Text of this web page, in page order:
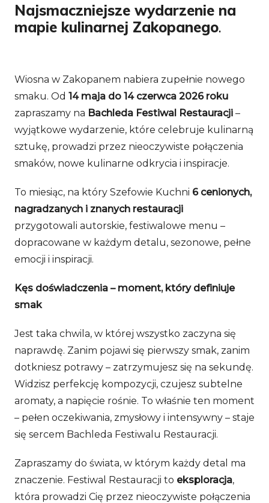
Najsmaczniejsze wydarzenie na
mapie kulinarnej Zakopanego.
Wiosna w Zakopanem nabiera zupełnie nowego
smaku. Od 14 maja do 14 czerwca 2026 roku
zapraszamy na Bachleda Festiwal Restauracji –
wyjątkowe wydarzenie, które celebruje kulinarną
sztukę, prowadzi przez nieoczywiste połączenia
smaków, nowe kulinarne odkrycia i inspiracje.
To miesiąc, na który Szefowie Kuchni 6 cenionych,
nagradzanych i znanych restauracji
przygotowali autorskie, festiwalowe menu –
dopracowane w każdym detalu, sezonowe, pełne
emocji i inspiracji.
Kęs doświadczenia – moment, który definiuje
smak
Jest taka chwila, w której wszystko zaczyna się
naprawdę. Zanim pojawi się pierwszy smak, zanim
dotkniesz potrawy – zatrzymujesz się na sekundę.
Widzisz perfekcję kompozycji, czujesz subtelne
aromaty, a napięcie rośnie. To właśnie ten moment
– pełen oczekiwania, zmysłowy i intensywny – staje
się sercem Bachleda Festiwalu Restauracji.
Zapraszamy do świata, w którym każdy detal ma
znaczenie. Festiwal Restauracji to eksploracja,
która prowadzi Cię przez nieoczywiste połączenia